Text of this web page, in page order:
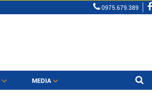
0975.679.389
MEDIA